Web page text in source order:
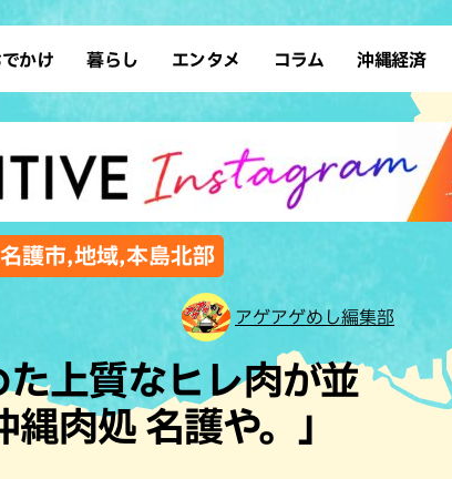
沖縄そば
カフェ
和食・日本料理
アジア・エスニック
焼鳥・串料理
居酒屋・バー
かけ
ート ドライブ
散歩 ソロ活
歴史 体験
アート
ホテル
ウナ 公園
の海
暮らし
レシピ SDGs
ファッション ローカルニュース
沖縄移住 沖縄旧暦行事
エンタメ
スポーツ 占い
タレント・芸人 テレビ
コラム 沖縄経済
護市,地域,本島北部
アゲアゲめし編集部
上質なヒレ肉が並
肉処 名護や。」